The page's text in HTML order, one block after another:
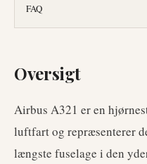
FAQ
Oversigt
Airbus A321 er en
luftfart og repræsenterer
længste fuselage i den